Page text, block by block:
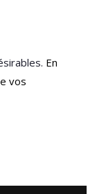
En
vos